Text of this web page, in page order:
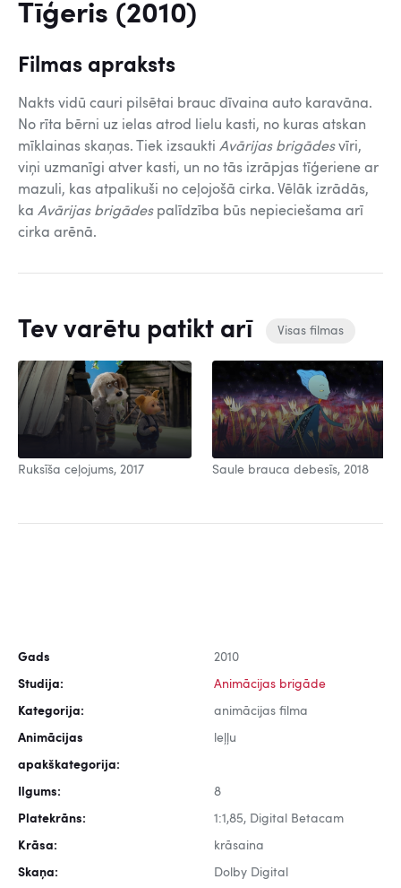
Tīģeris (2010)
Filmas apraksts
Nakts vidū cauri pilsētai brauc dīvaina auto karavāna.
No rīta bērni uz ielas atrod lielu kasti, no kuras atskan
mīklainas skaņas. Tiek izsaukti Avārijas brigādesvīri,
viņi uzmanīgi atver kasti, un no tās izrāpjas tīģeriene ar
mazuli, kas atpalikuši no ceļojošā cirka. Vēlāk izrādās,
ka Avārijas brigādespalīdzība būs nepieciešama arī
cirka arēnā.
Tev varētu patikt arī Visas filmas
Ruksīša ceļojums, 2017 Saule brauca debesīs, 2018
Gads 2010
Studija: Animācijas brigāde
Kategorija: animācijas filma
Animācijas
apakškategorija:
leļļu
Ilgums: 8
Platekrāns: 1:1,85, Digital Betacam
Krāsa: krāsaina
Skaņa: Dolby Digital